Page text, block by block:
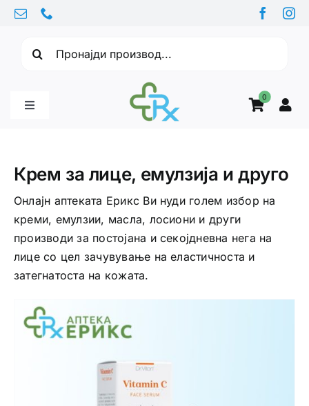
Skip
content
0
Toggle
Витамини
Здравје
Интимно здравје
Крем за лице, eмулзија и друго
Онлајн аптеката Ерикс Ви нуди голем избор на
креми, емулзии, масла, лосиони и други
производи за постојана и секојдневна нега на
лице со цел зачувување на еластичноста и
затегнатоста на кожата.